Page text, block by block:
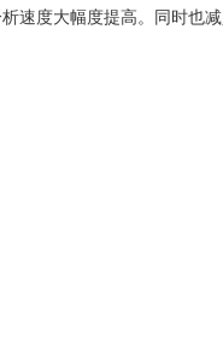
速度大幅度提高。同时也